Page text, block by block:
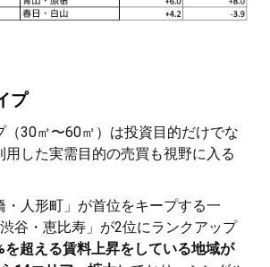
プ
（30㎡〜60㎡）は投資目的だけでな
用した実需目的の売買も視野に入る
・人形町」が首位をキープする一
谷・恵比寿」が2位にランクアップ
を超える賃料上昇をしている地域が